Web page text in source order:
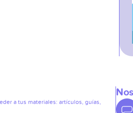
a tus materiales: artículos, guías,